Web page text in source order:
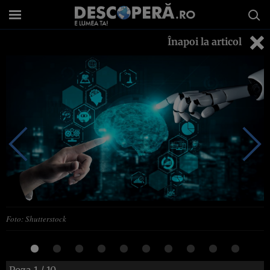
Înapoi la articol
Foto: Shutterstock